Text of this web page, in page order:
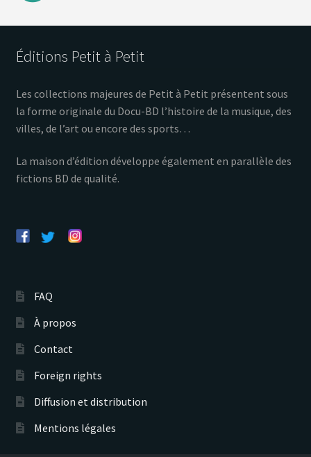
Éditions Petit à Petit
Les collections majeures de Petit à Petit présentent sous
la forme originale du Docu-BD l’histoire de la musique, des
villes, de l’art ou encore des sports…
La maison d’édition développe également en parallèle des
fictions BD de qualité.
FAQ
À propos
Contact
Foreign rights
Diffusion et distribution
Mentions légales